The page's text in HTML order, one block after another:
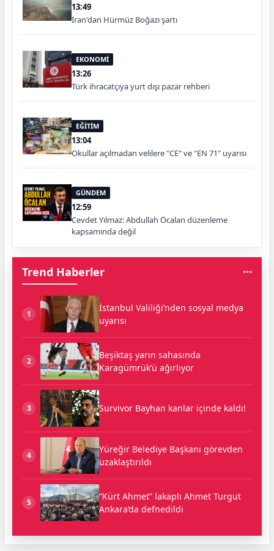
13:49
İran'dan Hürmüz Boğazı şartı
EKONOMİ
13:26
Türk ihracatçıya yurt dışı pazar rehberi
EĞİTİM
13:04
Okullar açılmadan velilere "CE" ve "EN 71" uyarısı
GÜNDEM
12:59
Cevdet Yılmaz: Abdullah Öcalan düzenleme
kapsamında değil
Trend Haberler
1
İstanbul Valiliği’nden sosyal medya
uyarısı
2
Beşiktaş yarın sahasında
Karagümrük’ü ağırlıyor
3 Survivor Bayhan kanlar içinde kaldı!
4
Yüreğir Belediye Başkanı görevden
uzaklaştırıldı
5
“Kürt Ahmet” lakaplı Ahmet Turgut
Ankara’da defnedildi